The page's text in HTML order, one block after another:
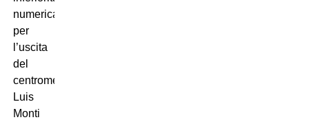
numerica
per
l’uscita
del
centromediano
Luis
Monti